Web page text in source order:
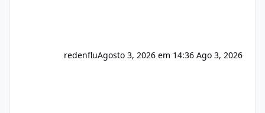
redenfluAgosto 3, 2026 em 14:36 Ago 3, 2026